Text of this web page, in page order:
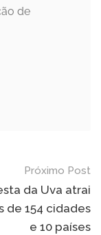
de
Próximo Post
da Uva atrai
de 154 cidades
e 10 países